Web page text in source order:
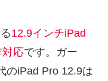
12.9インチiPad
応です。ガー
のiPad Pro 12.9は